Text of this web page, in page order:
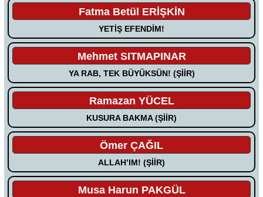
Fatma Betül ERİŞKİN
YETİŞ EFENDİM!
Mehmet SITMAPINAR
YA RAB, TEK BÜYÜKSÜN! (ŞİİR)
Ramazan YÜCEL
KUSURA BAKMA (ŞİİR)
Ömer ÇAĞIL
ALLAH’IM! (ŞİİR)
Musa Harun PAKGÜL